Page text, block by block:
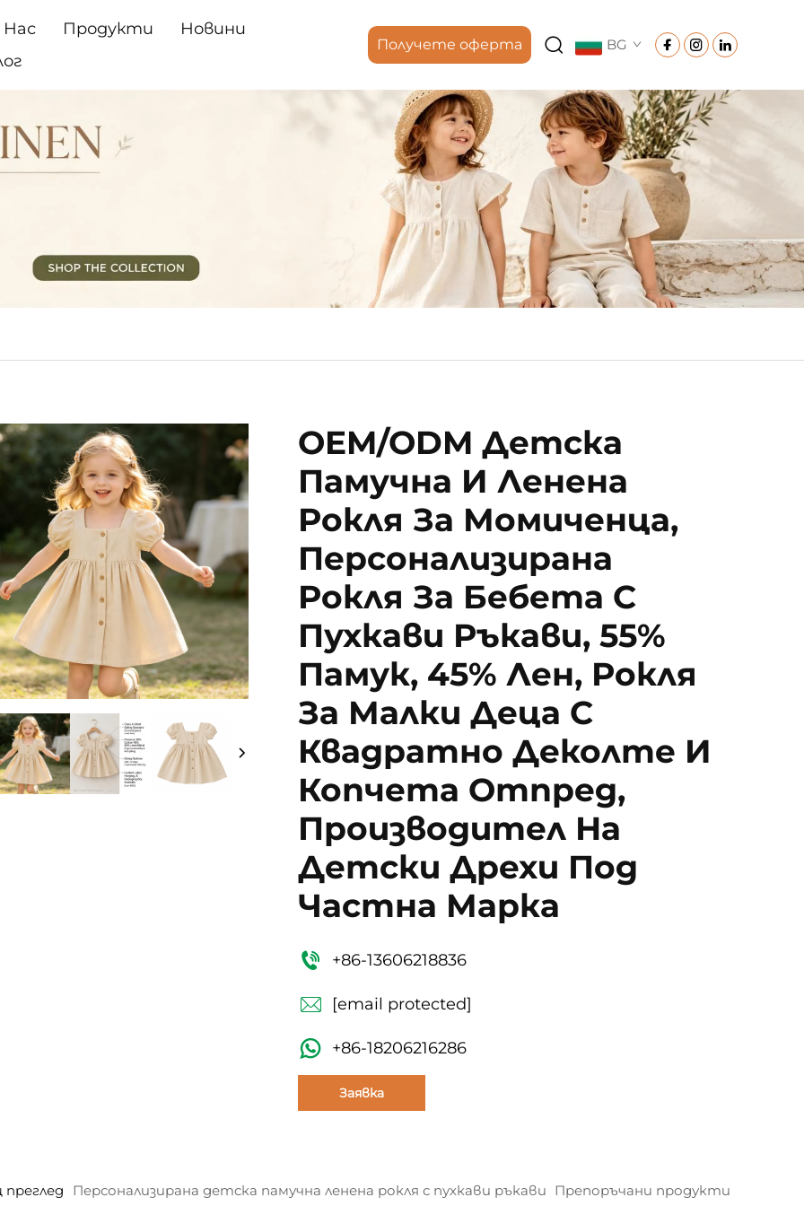
Нас Продукти
Новини
Получете оферта BG
OEM/ODM Детска
Памучна И Ленена
Рокля За Момиченца,
Персонализирана
Рокля За Бебета С
Пухкави Ръкави, 55%
Памук, 45% Лен, Рокля
За Малки Деца С
Квадратно Деколте И
Копчета Отпред,
Производител На
Детски Дрехи Под
Частна Марка
+86-13606218836
[email protected]
+86-18206216286
Заявка
Персонализирана детска памучна ленена рокля с пухкави ръкави Препоръчани продукти